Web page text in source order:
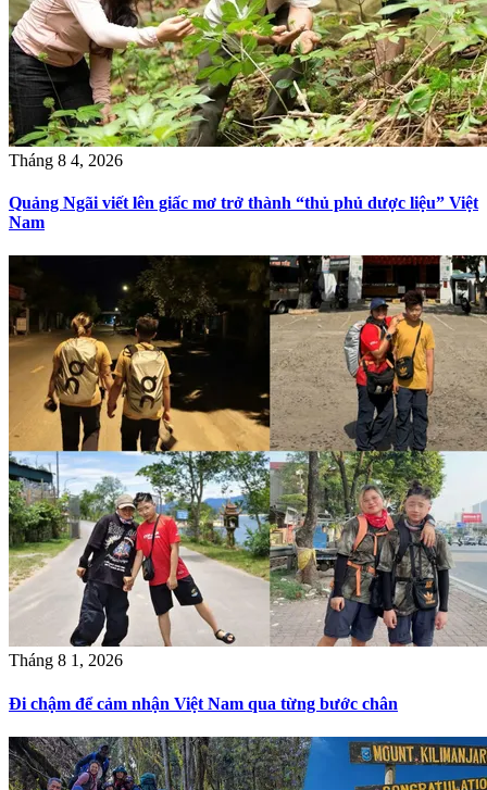
Tháng 8 4, 2026
Quảng Ngãi viết lên giấc mơ trở thành “thủ phủ dược liệu” Việt
Nam
Tháng 8 1, 2026
Đi chậm để cảm nhận Việt Nam qua từng bước chân